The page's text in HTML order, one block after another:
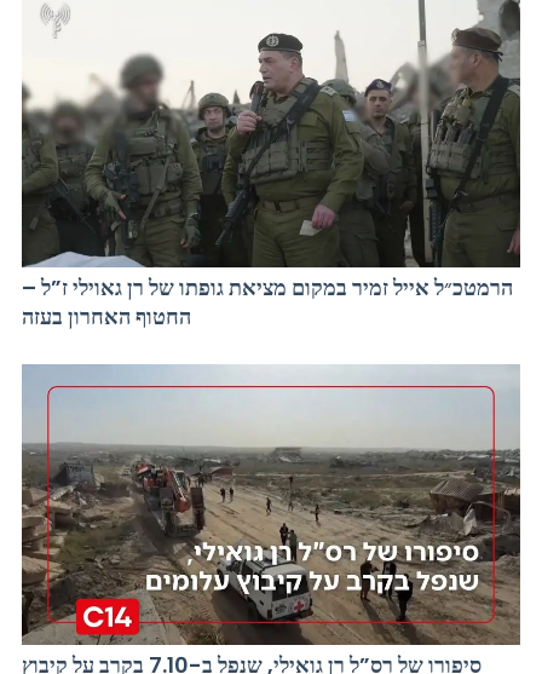
הרמטכ״ל אייל זמיר במקום מציאת גופתו של רן גאוילי ז”ל –
החטוף האחרון בעזה
סיפורו של רס”ל רן גואילי, שנפל ב-7.10 בקרב על קיבוץ